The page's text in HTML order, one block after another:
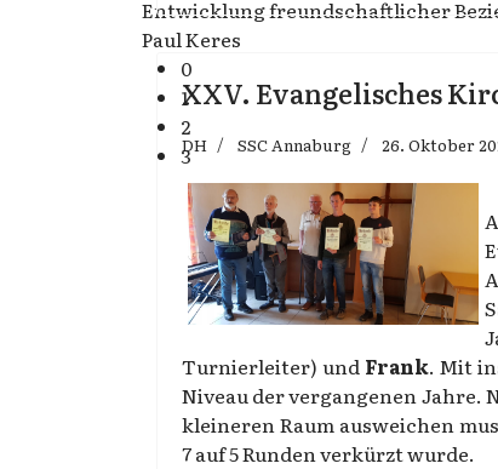
Entwicklung freundschaftlicher
Paul Keres
0
1
2
3
XXV. Evangelisches
DH SSC Annaburg 26. Oktober
Turnierleiter) und Frank. Mit
Niveau der vergangenen Jahre.
kleineren Raum ausweichen
7 auf 5 Runden verkürzt wurde.